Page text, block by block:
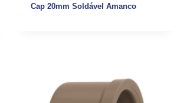
Cap 20mm Soldável Amanco